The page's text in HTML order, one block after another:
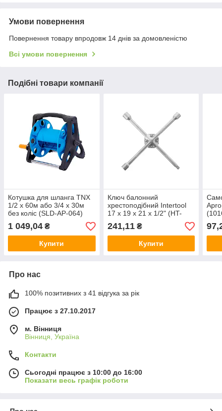
Умови повернення
Повернення товару впродовж 14 днів за домовленістю
Всі умови повернення
Подібні товари компанії
Котушка для шланга TNX
1/2 х 60м або 3/4 х 30м
без коліс (SLD-AP-064)
1 049,04 ₴
Купити
Ключ балонний
хрестоподібний Intertool
17 х 19 х 21 х 1/2" (HT-
1604)
241,11₴
Купити
Про нас
100% позитивних з 41 відгука за рік
Працює з 27.10.2017
м. Вінниця
Вінниця, Україна
Контакти
Сьогодні працює з 10:00 до 16:00
Показати весь графік роботи